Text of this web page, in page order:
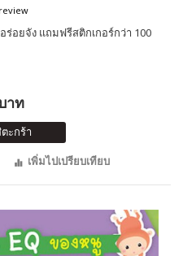
อยจัง แถมฟรีสติกเกอร์กว่า 100
าท
ะกร้า
เพิ่มไปเปรียบเทียบ